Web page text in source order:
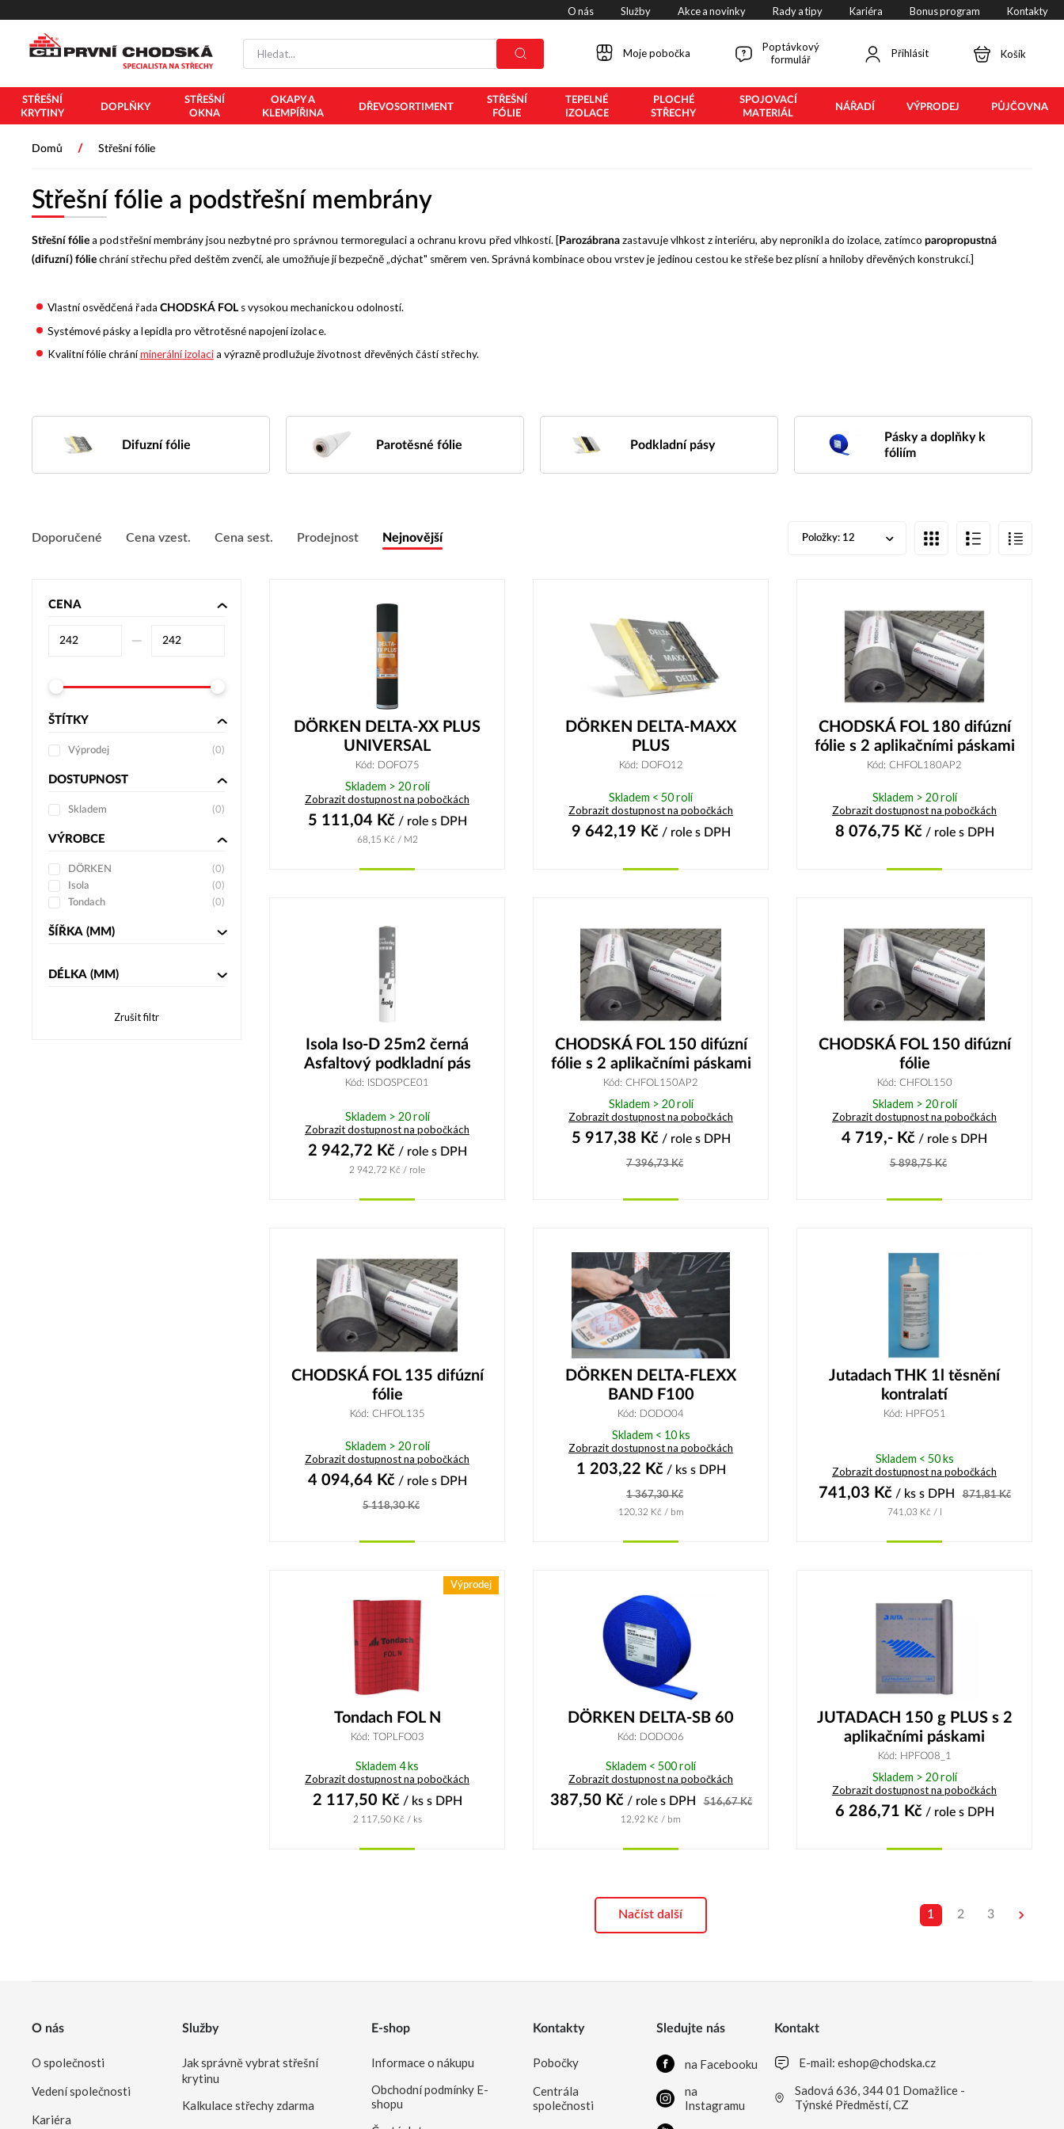
O nás Služby Akce a novinky Rady a tipy Kariéra Bonus program Kontakty
Moje pobočka
Poptávkový
formulář
Přihlásit Košík
STŘEŠNÍ
KRYTINY
DOPLŇKY
STŘEŠNÍ
OKNA
OKAPY A
KLEMPÍŘINA
DŘEVOSORTIMENT
STŘEŠNÍ
FÓLIE
TEPELNÉ
IZOLACE
PLOCHÉ
STŘECHY
SPOJOVACÍ
MATERIÁL
NÁŘADÍ VÝPRODEJ PŮJČOVNA
Domů / Střešní fólie
Střešní fólie a podstřešní membrány
Střešní fólie a podstřešní membrány jsou nezbytné pro správnou termoregulaci a ochranu krovu před vlhkostí. [ Parozábrana zastavuje vlhkost z interiéru, aby nepronikla do izolace, zatímcoparopropustná
(difuzní) fólie chrání střechu před deštěm zvenčí, ale umožňuje jí bezpečně „dýchat" směrem ven. Správná kombinace obou vrstev je jedinou cestou ke střeše bez plísní a hniloby dřevěných konstrukcí.]
Vlastní osvědčená řada CHODSKÁ FOLs vysokou mechanickou odolností.
Systémové pásky a lepidla pro větrotěsné napojení izolace.
Kvalitní fólie chráníminerální izolacia výrazně prodlužuje životnost dřevěných částí střechy.
Difuzní fólie Parotěsné fólie Podkladní pásy
Pásky a doplňky k
fóliím
Doporučené Cena vzest. Cena sest. Prodejnost Nejnovější Položky: 12
CENA
–⁠
ŠTÍTKY
Výprodej (0)
DOSTUPNOST
Skladem (0)
VÝROBCE
DÖRKEN (0)
Isola
(0)
Tondach
(0)
ŠÍŘKA (MM)
DÉLKA (MM)
Zrušit filtr
DÖRKEN DELTA-XX PLUS
UNIVERSAL
Kód: DOFO75
Skladem > 20 rolí
Zobrazit dostupnost na pobočkách
5 111,04 Kč/ role s DPH
68,15 Kč / M2
DÖRKEN DELTA-MAXX
PLUS
Kód: DOFO12
Skladem < 50 rolí
Zobrazit dostupnost na pobočkách
9 642,19 Kč/ role s DPH
CHODSKÁ FOL 180 difúzní
fólie s 2 aplikačními páskami
Kód: CHFOL180AP2
Skladem > 20 rolí
Zobrazit dostupnost na pobočkách
8 076,75 Kč/ role s DPH
Isola Iso-D 25m2 černá
Asfaltový podkladní pás
Kód: ISDOSPCE01
Skladem > 20 rolí
Zobrazit dostupnost na pobočkách
2 942,72 Kč/ role s DPH
2 942,72 Kč / role
CHODSKÁ FOL 150 difúzní
fólie s 2 aplikačními páskami
Kód: CHFOL150AP2
Skladem > 20 rolí
Zobrazit dostupnost na pobočkách
5 917,38 Kč/ role s DPH
7 396,73Kč
CHODSKÁ FOL 150 difúzní
fólie
Kód: CHFOL150
Skladem > 20 rolí
Zobrazit dostupnost na pobočkách
4 719,- Kč / role s DPH
5 898,75Kč
CHODSKÁ FOL 135 difúzní
fólie
Kód: CHFOL135
Skladem > 20 rolí
Zobrazit dostupnost na pobočkách
4 094,64 Kč/ role s DPH
5 118,30Kč
DÖRKEN DELTA-FLEXX
BAND F100
Kód: DODO04
Skladem < 10 ks
Zobrazit dostupnost na pobočkách
1 203,22 Kč/ ks s DPH
1 367,30Kč
120,32 Kč / bm
Jutadach THK 1l těsnění
kontralatí
Kód: HPFO51
Skladem < 50 ks
Zobrazit dostupnost na pobočkách
741,03 Kč/ ks s DPH 871,81Kč
741,03 Kč / l
Výprodej
Tondach FOL N
Kód: TOPLFO03
Skladem 4 ks
Zobrazit dostupnost na pobočkách
2 117,50 Kč/ ks s DPH
2 117,50Kč / ks
DÖRKEN DELTA-SB 60
Kód: DODO06
Skladem < 500 rolí
Zobrazit dostupnost na pobočkách
387,50 Kč/ role s DPH 516,67Kč
12,92 Kč / bm
JUTADACH 150 g PLUS s 2
aplikačními páskami
Kód: HPFO08_1
Skladem > 20 rolí
Zobrazit dostupnost na pobočkách
6 286,71 Kč/ role s DPH
Načíst další 1 2 3
O nás
O společnosti
Vedení společnosti
Kariéra
Služby
Jak správně vybrat střešní
krytinu
Kalkulace střechy zdarma
E-shop
Informace o nákupu
Obchodní podmínky E-
shopu
Kontakty
Pobočky
Centrála
společnosti
Sledujte nás
na Facebooku
na
Instagramu
Kontakt
E-mail:eshop@chodska.cz
Sadová 636, 344 01 Domažlice -
Týnské Předměstí, CZ